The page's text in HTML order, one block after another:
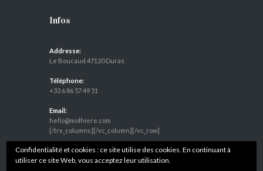
Infos
Addresse:
Le Boucaud 47120 Duras
Téléphone:
+33 6 86 57 49 51
Email:
hello@molhiere.com
[/trx_columns][/vc_column][/vc_row]
Confidentialité et cookies : ce site utilise des cookies. En continuant à
utiliser ce site Web, vous acceptez leur utilisation.